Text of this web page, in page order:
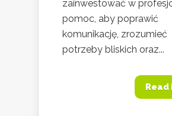
zainwestować w
pomoc, aby poprawić
komunikację, zrozumieć
potrzeby bliskich oraz...
Read